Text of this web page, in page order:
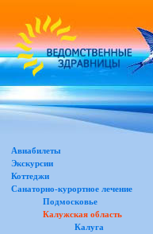
Авиабилеты
Экскурсии
Коттеджи
Санаторно-курортное лечение
Подмосковье
Калужская область
Калуга